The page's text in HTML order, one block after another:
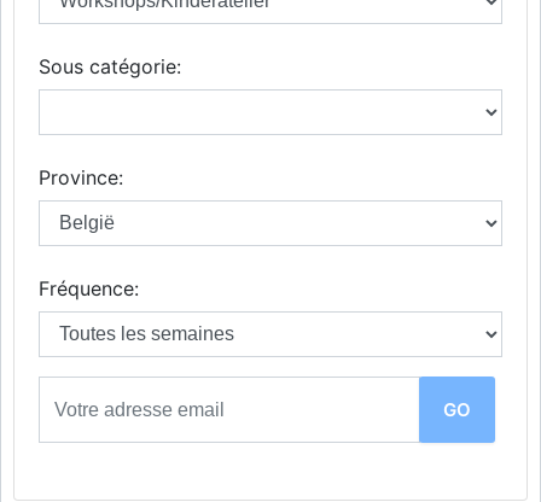
Sous catégorie:
Province:
Fréquence: